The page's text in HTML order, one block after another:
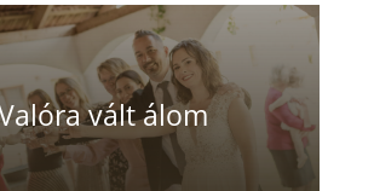
vált álom